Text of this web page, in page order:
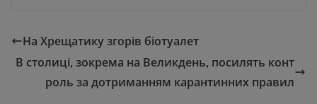
На Хрещатику згорів біотуалет
В столиці, зокрема на Великдень, посилять конт
роль за дотриманням карантинних правил